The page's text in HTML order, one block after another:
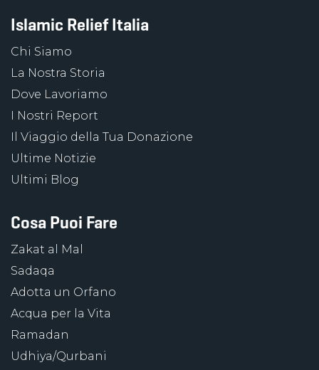
Islamic Relief Italia
Chi Siamo
La Nostra Storia
Dove Lavoriamo
I Nostri Report
Il Viaggio della Tua Donazione
Ultime Notizie
Ultimi Blog
Cosa Puoi Fare
Zakat al Mal
Sadaqa
Adotta un Orfano
Acqua per la Vita
Ramadan
Udhiya/Qurbani